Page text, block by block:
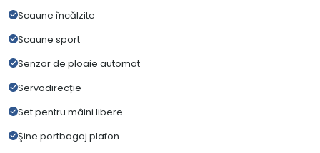
Scaune încălzite
Scaune sport
Senzor de ploaie automat
Servodirecție
Set pentru mâini libere
Şine portbagaj plafon